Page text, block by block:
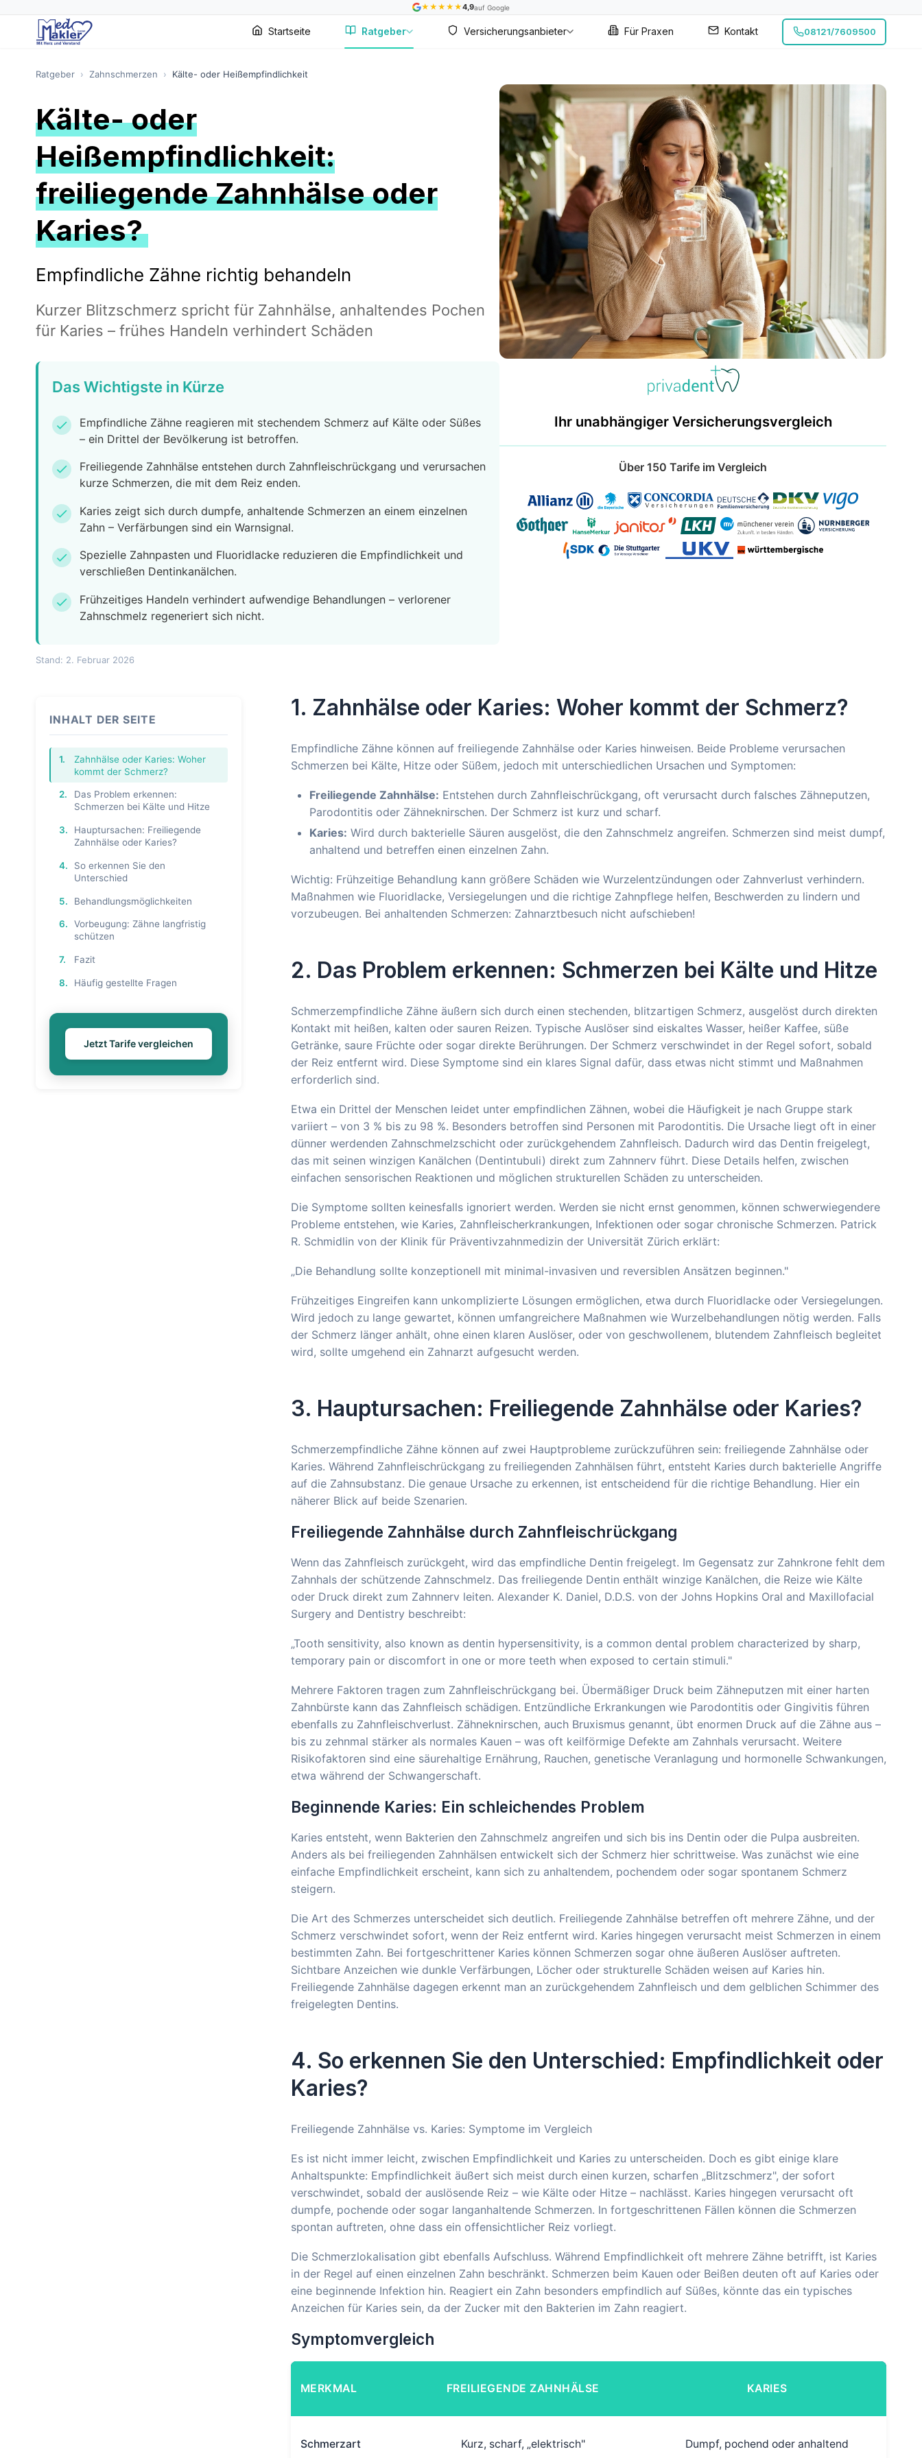
★ ★ ★ ★ ★4,9auf Google
Startseite Ratgeber Versicherungsanbieter Für Praxen Kontakt 08121/7609500
Ratgeber › Zahnschmerzen › Kälte- oder Heißempfindlichkeit
Kälte- oder
Heißempfindlichkeit:
freiliegende Zahnhälse oder
Karies?
Empfindliche Zähne richtig behandeln
Kurzer Blitzschmerz spricht für Zahnhälse, anhaltendes Pochen
für Karies – frühes Handeln verhindert Schäden
Das Wichtigste in Kürze
check
Empfindliche Zähne reagieren mit stechendem Schmerz auf Kälte oder Süßes
– ein Drittel der Bevölkerung ist betroffen.
check
Freiliegende Zahnhälse entstehen durch Zahnfleischrückgang und verursachen
kurze Schmerzen, die mit dem Reiz enden.
check
Karies zeigt sich durch dumpfe, anhaltende Schmerzen an einem einzelnen
Zahn – Verfärbungen sind ein Warnsignal.
check
Spezielle Zahnpasten und Fluoridlacke reduzieren die Empfindlichkeit und
verschließen Dentinkanälchen.
check
Frühzeitiges Handeln verhindert aufwendige Behandlungen – verlorener
Zahnschmelz regeneriert sich nicht.
Stand: 2. Februar 2026
Ihr unabhängiger Versicherungsvergleich
Über 150 Tarife im Vergleich
INHALT DER SEITE
1.
Zahnhälse oder Karies: Woher
kommt der Schmerz?
2.
Das Problem erkennen:
Schmerzen bei Kälte und Hitze
3.
Hauptursachen: Freiliegende
Zahnhälse oder Karies?
4.
So erkennen Sie den
Unterschied
5. Behandlungsmöglichkeiten
6.
Vorbeugung: Zähne langfristig
schützen
7. Fazit
8. Häufig gestellte Fragen
Jetzt Tarife vergleichen
1. Zahnhälse oder Karies: Woher kommt der Schmerz?
Empfindliche Zähne können auf freiliegende Zahnhälse oder Karies hinweisen. Beide Probleme verursachen
Schmerzen bei Kälte, Hitze oder Süßem, jedoch mit unterschiedlichen Ursachen und Symptomen:
Freiliegende Zahnhälse: Entstehen durch Zahnfleischrückgang, oft verursacht durch falsches Zähneputzen,
Parodontitis oder Zähneknirschen. Der Schmerz ist kurz und scharf.
Karies: Wird durch bakterielle Säuren ausgelöst, die den Zahnschmelz angreifen. Schmerzen sind meist dumpf,
anhaltend und betreffen einen einzelnen Zahn.
Wichtig: Frühzeitige Behandlung kann größere Schäden wie Wurzelentzündungen oder Zahnverlust verhindern.
Maßnahmen wie Fluoridlacke, Versiegelungen und die richtige Zahnpflege helfen, Beschwerden zu lindern und
vorzubeugen. Bei anhaltenden Schmerzen: Zahnarztbesuch nicht aufschieben!
2. Das Problem erkennen: Schmerzen bei Kälte und Hitze
Schmerzempfindliche Zähne äußern sich durch einen stechenden, blitzartigen Schmerz, ausgelöst durch direkten
Kontakt mit heißen, kalten oder sauren Reizen. Typische Auslöser sind eiskaltes Wasser, heißer Kaffee, süße
Getränke, saure Früchte oder sogar direkte Berührungen. Der Schmerz verschwindet in der Regel sofort, sobald
der Reiz entfernt wird. Diese Symptome sind ein klares Signal dafür, dass etwas nicht stimmt und Maßnahmen
erforderlich sind.
Etwa ein Drittel der Menschen leidet unter empfindlichen Zähnen, wobei die Häufigkeit je nach Gruppe stark
variiert – von 3 % bis zu 98 %. Besonders betroffen sind Personen mit Parodontitis. Die Ursache liegt oft in einer
dünner werdenden Zahnschmelzschicht oder zurückgehendem Zahnfleisch. Dadurch wird das Dentin freigelegt,
das mit seinen winzigen Kanälchen (Dentintubuli) direkt zum Zahnnerv führt. Diese Details helfen, zwischen
einfachen sensorischen Reaktionen und möglichen strukturellen Schäden zu unterscheiden.
Die Symptome sollten keinesfalls ignoriert werden. Werden sie nicht ernst genommen, können schwerwiegendere
Probleme entstehen, wie Karies, Zahnfleischerkrankungen, Infektionen oder sogar chronische Schmerzen. Patrick
R. Schmidlin von der Klinik für Präventivzahnmedizin der Universität Zürich erklärt:
„Die Behandlung sollte konzeptionell mit minimal-invasiven und reversiblen Ansätzen beginnen."
Frühzeitiges Eingreifen kann unkomplizierte Lösungen ermöglichen, etwa durch Fluoridlacke oder Versiegelungen.
Wird jedoch zu lange gewartet, können umfangreichere Maßnahmen wie Wurzelbehandlungen nötig werden. Falls
der Schmerz länger anhält, ohne einen klaren Auslöser, oder von geschwollenem, blutendem Zahnfleisch begleitet
wird, sollte umgehend ein Zahnarzt aufgesucht werden.
3. Hauptursachen: Freiliegende Zahnhälse oder Karies?
Schmerzempfindliche Zähne können auf zwei Hauptprobleme zurückzuführen sein: freiliegende Zahnhälse oder
Karies. Während Zahnfleischrückgang zu freiliegenden Zahnhälsen führt, entsteht Karies durch bakterielle Angriffe
auf die Zahnsubstanz. Die genaue Ursache zu erkennen, ist entscheidend für die richtige Behandlung. Hier ein
näherer Blick auf beide Szenarien.
Freiliegende Zahnhälse durch Zahnfleischrückgang
Wenn das Zahnfleisch zurückgeht, wird das empfindliche Dentin freigelegt. Im Gegensatz zur Zahnkrone fehlt dem
Zahnhals der schützende Zahnschmelz. Das freiliegende Dentin enthält winzige Kanälchen, die Reize wie Kälte
oder Druck direkt zum Zahnnerv leiten. Alexander K. Daniel, D.D.S. von der Johns Hopkins Oral and Maxillofacial
Surgery and Dentistry beschreibt:
„Tooth sensitivity, also known as dentin hypersensitivity, is a common dental problem characterized by sharp,
temporary pain or discomfort in one or more teeth when exposed to certain stimuli."
Mehrere Faktoren tragen zum Zahnfleischrückgang bei. Übermäßiger Druck beim Zähneputzen mit einer harten
Zahnbürste kann das Zahnfleisch schädigen. Entzündliche Erkrankungen wie Parodontitis oder Gingivitis führen
ebenfalls zu Zahnfleischverlust. Zähneknirschen, auch Bruxismus genannt, übt enormen Druck auf die Zähne aus –
bis zu zehnmal stärker als normales Kauen – was oft keilförmige Defekte am Zahnhals verursacht. Weitere
Risikofaktoren sind eine säurehaltige Ernährung, Rauchen, genetische Veranlagung und hormonelle Schwankungen,
etwa während der Schwangerschaft.
Beginnende Karies: Ein schleichendes Problem
Karies entsteht, wenn Bakterien den Zahnschmelz angreifen und sich bis ins Dentin oder die Pulpa ausbreiten.
Anders als bei freiliegenden Zahnhälsen entwickelt sich der Schmerz hier schrittweise. Was zunächst wie eine
einfache Empfindlichkeit erscheint, kann sich zu anhaltendem, pochendem oder sogar spontanem Schmerz
steigern.
Die Art des Schmerzes unterscheidet sich deutlich. Freiliegende Zahnhälse betreffen oft mehrere Zähne, und der
Schmerz verschwindet sofort, wenn der Reiz entfernt wird. Karies hingegen verursacht meist Schmerzen in einem
bestimmten Zahn. Bei fortgeschrittener Karies können Schmerzen sogar ohne äußeren Auslöser auftreten.
Sichtbare Anzeichen wie dunkle Verfärbungen, Löcher oder strukturelle Schäden weisen auf Karies hin.
Freiliegende Zahnhälse dagegen erkennt man an zurückgehendem Zahnfleisch und dem gelblichen Schimmer des
freigelegten Dentins.
4. So erkennen Sie den Unterschied: Empfindlichkeit oder
Karies?
Freiliegende Zahnhälse vs. Karies: Symptome im Vergleich
Es ist nicht immer leicht, zwischen Empfindlichkeit und Karies zu unterscheiden. Doch es gibt einige klare
Anhaltspunkte: Empfindlichkeit äußert sich meist durch einen kurzen, scharfen „Blitzschmerz", der sofort
verschwindet, sobald der auslösende Reiz – wie Kälte oder Hitze – nachlässt. Karies hingegen verursacht oft
dumpfe, pochende oder sogar langanhaltende Schmerzen. In fortgeschrittenen Fällen können die Schmerzen
spontan auftreten, ohne dass ein offensichtlicher Reiz vorliegt.
Die Schmerzlokalisation gibt ebenfalls Aufschluss. Während Empfindlichkeit oft mehrere Zähne betrifft, ist Karies
in der Regel auf einen einzelnen Zahn beschränkt. Schmerzen beim Kauen oder Beißen deuten oft auf Karies oder
eine beginnende Infektion hin. Reagiert ein Zahn besonders empfindlich auf Süßes, könnte das ein typisches
Anzeichen für Karies sein, da der Zucker mit den Bakterien im Zahn reagiert.
Symptomvergleich
MERKMAL FREILIEGENDE ZAHNHÄLSE KARIES
Schmerzart Kurz, scharf, „elektrisch" Dumpf, pochend oder anhaltend